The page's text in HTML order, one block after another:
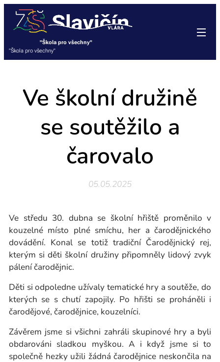
"Škola pro všechny"
"Škola pro všechny"
Ve školní družině
se soutěžilo a
čarovalo
05.05.2025
Ve středu 30. dubna se školní hřiště proměnilo v
kouzelné místo plné smíchu, her a čarodějnického
dovádění. Konal se totiž tradiční Čarodějnický rej,
kterým si děti školní družiny připomněly lidový zvyk
pálení čarodějnic.
Děti si odpoledne užívaly tematické hry a soutěže, do
kterých se s chutí zapojily. Po hřišti se proháněli i
čarodějové, čarodějnice, kouzelníci.
Závěrem jsme si všichni zahráli skupinové hry a byli
obdarováni sladkou myškou. A i když jsme si to
společně hezky užili žádná čarodějnice neskončila na